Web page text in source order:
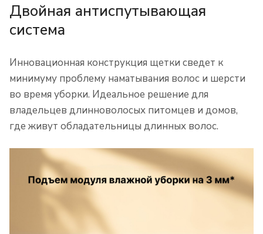
Двойная антиспутывающая
система
Инновационная конструкция щетки сведет к
минимуму проблему наматывания волос и шерсти
во время уборки. Идеальное решение для
владельцев длинноволосых питомцев и домов,
где живут обладательницы длинных волос.